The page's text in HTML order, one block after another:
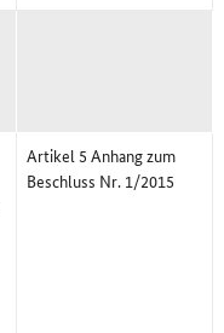
Artikel 5 Anhang zum
Beschluss Nr. 1/2015